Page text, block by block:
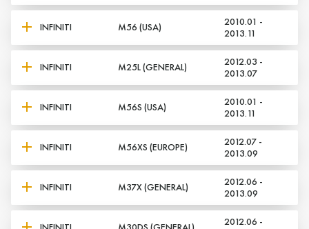
INFINITI M56 (USA)
2010.01 -
2013.11
INFINITI M25L (GENERAL)
2012.03 -
2013.07
INFINITI M56S (USA)
2010.01 -
2013.11
INFINITI M56XS (EUROPE)
2012.07 -
2013.09
INFINITI M37X (GENERAL)
2012.06 -
2013.09
2012.06 -